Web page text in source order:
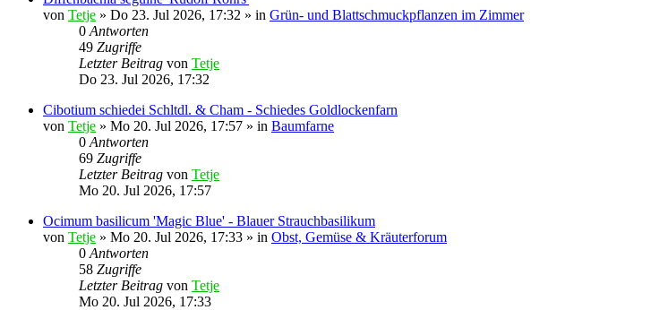
von Tetje » Do 23. Jul 2026, 17:32 » in Grün- und Blattschmuckpflanzen im Zimmer
0 Antworten
49 Zugriffe
Letzter Beitrag von Tetje
Do 23. Jul 2026, 17:32
Cibotium schiedei Schltdl. & Cham - Schiedes Goldlockenfarn
von Tetje » Mo 20. Jul 2026, 17:57 » in Baumfarne
0 Antworten
69 Zugriffe
Letzter Beitrag von Tetje
Mo 20. Jul 2026, 17:57
Ocimum basilicum 'Magic Blue' - Blauer Strauchbasilikum
von Tetje » Mo 20. Jul 2026, 17:33 » in Obst, Gemüse & Kräuterforum
0 Antworten
58 Zugriffe
Letzter Beitrag von Tetje
Mo 20. Jul 2026, 17:33